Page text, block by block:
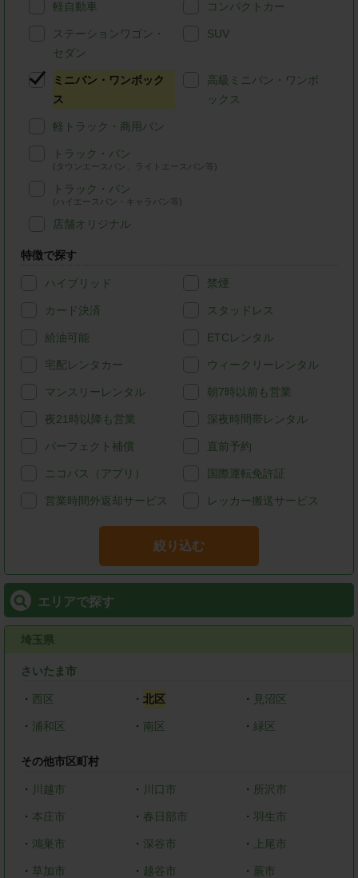
軽自動車 コンパクトカー
ステーションワゴン・
セダン
SUV
ミニバン・ワンボック
ス
高級ミニバン・ワンボ
ックス
軽トラック・商用バン
トラック・バン
(タウンエースバン、ライトエースバン等)
トラック・バン
(ハイエースバン・キャラバン等)
店舗オリジナル
特徴で探す
ハイブリッド 禁煙
カード決済 スタッドレス
給油可能 ETCレンタル
宅配レンタカー ウィークリーレンタル
マンスリーレンタル 朝7時以前も営業
夜21時以降も営業 深夜時間帯レンタル
パーフェクト補償 直前予約
ニコパス（アプリ） 国際運転免許証
営業時間外返却サービス レッカー搬送サービス
絞り込む
エリアで探す
埼玉県
さいたま市
・ 西区 ・ 北区 ・ 見沼区
・ 浦和区 ・ 南区 ・ 緑区
その他市区町村
・ 川越市 ・ 川口市 ・ 所沢市
・ 本庄市 ・ 春日部市 ・羽生市
・ 鴻巣市 ・ 深谷市 ・ 上尾市
・ 草加市 ・ 越谷市 ・ 蕨市